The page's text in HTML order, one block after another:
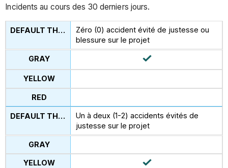
Incidents au cours des 30 derniers jours.
Zéro (0) accident évité de justesse ou
blessure sur le projet
Un à deux (1-2) accidents évités de
justesse sur le projet